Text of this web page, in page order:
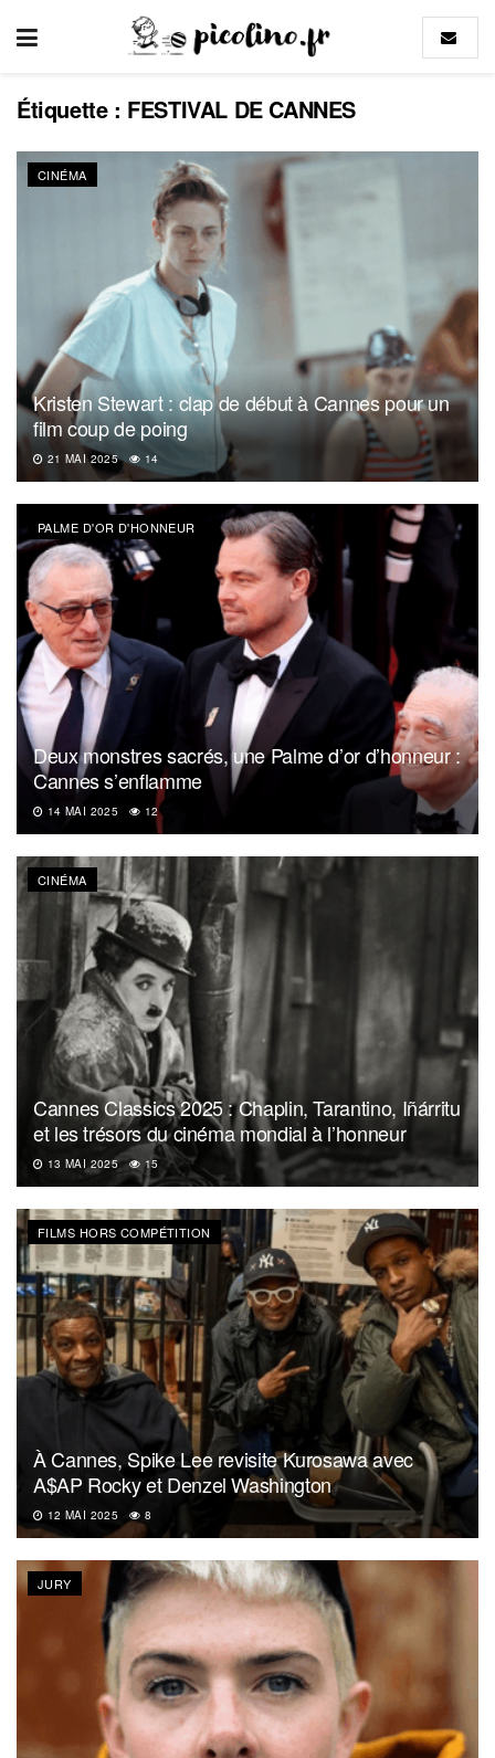
Étiquette : FESTIVAL DE CANNES
CINÉMA
Kristen Stewart : clap de début à Cannes pour un
film coup de poing
21 MAI 2025 14
PALME D'OR D'HONNEUR
Deux monstres sacrés, une Palme d’or d’honneur :
Cannes s’enflamme
14 MAI 2025 12
CINÉMA
Cannes Classics 2025 : Chaplin, Tarantino, Iñárritu
et les trésors du cinéma mondial à l’honneur
13 MAI 2025 15
FILMS HORS COMPÉTITION
À Cannes, Spike Lee revisite Kurosawa avec
A$AP Rocky et Denzel Washington
12 MAI 2025 8
JURY